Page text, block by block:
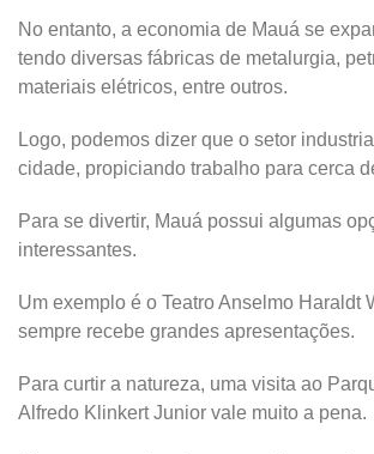
No entanto, a economia de Mauá se
tendo diversas fábricas de metalurgia,
materiais elétricos, entre outros.
Logo, podemos dizer que o setor
cidade, propiciando trabalho para cerca
Para se divertir, Mauá possui algumas
interessantes.
Um exemplo é o Teatro Anselmo Haraldt
sempre recebe grandes apresentações.
Para curtir a natureza, uma visita ao
Alfredo Klinkert Junior vale muito a pena.